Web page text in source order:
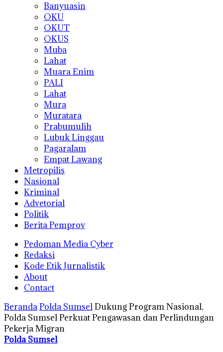
Banyuasin
OKU
OKUT
OKUS
Muba
Lahat
Muara Enim
PALI
Lahat
Mura
Muratara
Prabumulih
Lubuk Linggau
Pagaralam
Empat Lawang
Metropilis
Nasional
Kriminal
Advetorial
Politik
Berita Pemprov
Pedoman Media Cyber
Redaksi
Kode Etik Jurnalistik
About
Contact
BerandaPolda SumselDukung Program Nasional,
Polda Sumsel Perkuat Pengawasan dan Perlindungan
Pekerja Migran
Polda Sumsel